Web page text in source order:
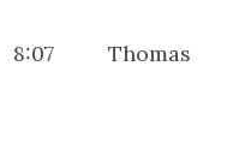
Thomas